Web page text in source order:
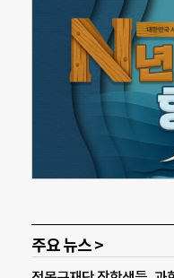
주요 뉴스 >